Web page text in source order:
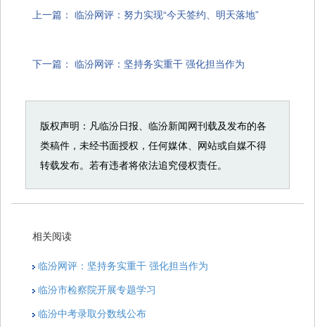
上一篇： 临汾网评：努力实现“今天签约、明天落地”
下一篇： 临汾网评：坚持务实重干 强化担当作为
版权声明：凡临汾日报、临汾新闻网刊载及发布的各
类稿件，未经书面授权，任何媒体、网站或自媒不得
转载发布。若有违者将依法追究侵权责任。
相关阅读
临汾网评：坚持务实重干 强化担当作为
临汾市检察院开展专题学习
临汾中考录取分数线公布